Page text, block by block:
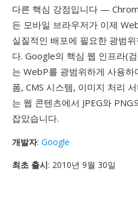
다른 핵심 강점입니다 —
든 모바일 브라우저가 이제
실질적인 배포에 필요한 광범
다. Google의 핵심 웹 인프라(
는 WebP를 광범위하게 사용하
폼, CMS 시스템, 이미지 처리
는 웹 콘텐츠에서 JPEG와
잡았습니다.
개발자: Google
최초 출시: 2010년 9월 30일